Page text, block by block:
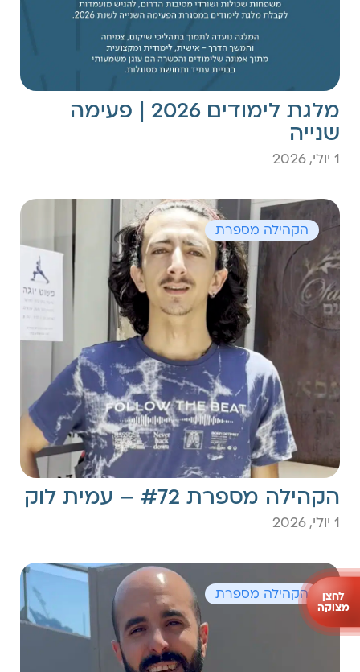
מלגת לימודים 2026 | פעימה
שנייה
1 יולי, 2026
הקהילה מספרת
הקהילה מספרת #72 – עמית לוק
1 יולי, 2026
הקהילה מספרת לחצן
מצוקה